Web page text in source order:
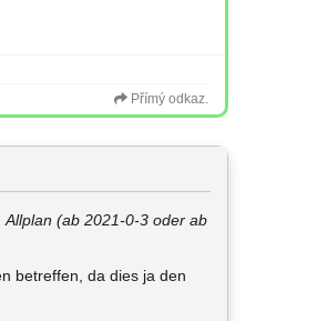
Přímý odkaz.
(ab 2021-0-3 oder ab
betreffen, da dies ja den